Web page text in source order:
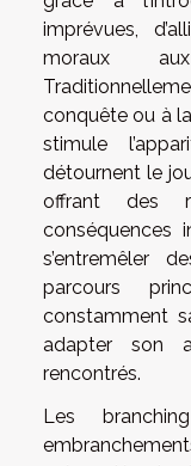
imprévues,
moraux
conquête ou à
stimule
détournent le
offrant des
conséquences
s’entremêler
parcours
constamment
adapter son
rencontrés.
Les